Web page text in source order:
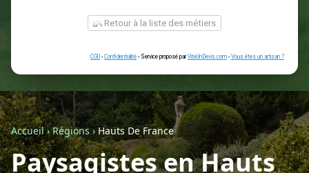
ou
Retour à la liste des métiers
Accueil›Régions ›Hauts De France
Paysagistes en Hauts